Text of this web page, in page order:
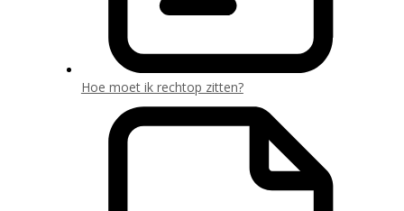
Hoe moet ik rechtop zitten?